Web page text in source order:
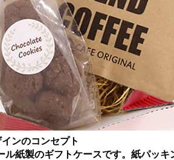
ンのコンセプト
ル紙製のギフトケースです。紙パッ